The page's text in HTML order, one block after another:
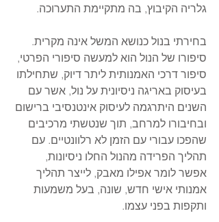
גלריה הקיבוץ, בה מתקיימת התערוכה.
בחירתי בנול כנושא המשל אינה מקרית.
סיפורו של הנול הוא למעשה סיפורי הפרטי,
סיפור דרכי האמנותית ליתר דיוק, שתחילתו
בעיסוק באריגה ניסיונית על נול, אשר עם
השנים היתרגמה לעיסוק אינטנסיבי ברישום
ובחיבורו למרחב, תוך שנטשתי מרכיבים
שהפכו עבורי עם הזמן לא רלוונטיים. עם
תהליך הפרידה מהנול החלו ניסיונות,
אפשר לומר אפילו מאבק, לייצר תהליך
אמנותי אישי חדש, שונה, בעל משמעות
ותקפות בפני עצמו.